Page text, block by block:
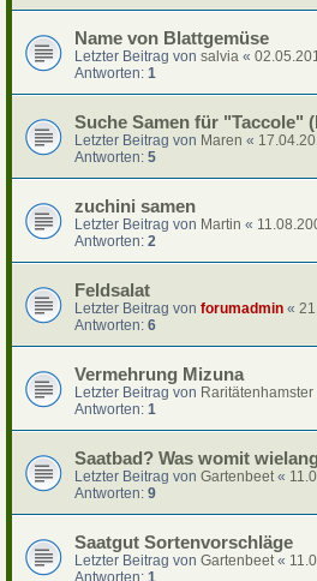
Name von Blattgemüse
Letzter Beitrag von salvia «
Antworten: 1
Suche Samen für "Taccole"
Letzter Beitrag von Maren «
Antworten: 5
zuchini samen
Letzter Beitrag von Martin «
Antworten: 2
Feldsalat
Letzter Beitrag von forumadmin «
Antworten: 6
Vermehrung Mizuna
Letzter Beitrag von Raritätenhamster
Antworten: 1
Saatbad? Was womit
Letzter Beitrag von Gartenbeet«
Antworten: 9
Saatgut Sortenvorschläge
Letzter Beitrag von Gartenbeet«
Antworten: 1